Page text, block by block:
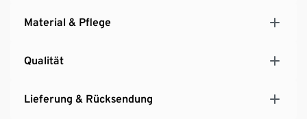
Material & Pflege
Qualität
Lieferung & Rücksendung